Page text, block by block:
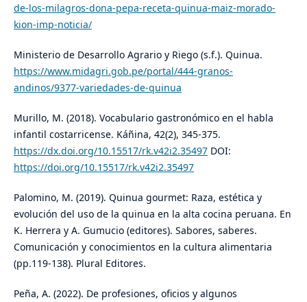
de-los-milagros-dona-pepa-receta-quinua-maiz-morado-
kion-imp-noticia/
Ministerio de Desarrollo Agrario y Riego (s.f.). Quinua.
https://www.midagri.gob.pe/portal/444-granos-
andinos/9377-variedades-de-quinua
Murillo, M. (2018). Vocabulario gastronómico en el habla
infantil costarricense. Káñina, 42(2), 345-375.
https://dx.doi.org/10.15517/rk.v42i2.35497DOI:
https://doi.org/10.15517/rk.v42i2.35497
Palomino, M. (2019). Quinua gourmet: Raza, estética y
evolución del uso de la quinua en la alta cocina peruana. En
K. Herrera y A. Gumucio (editores). Sabores, saberes.
Comunicación y conocimientos en la cultura alimentaria
(pp.119-138). Plural Editores.
Peña, A. (2022). De profesiones, oficios y algunos